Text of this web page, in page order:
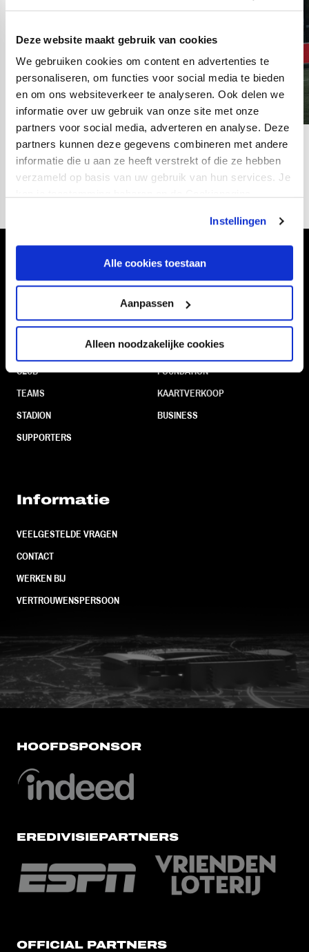
Deze website maakt gebruik van cookies
We gebruiken cookies om content en advertenties te
personaliseren, om functies voor social media te bieden
en om ons websiteverkeer te analyseren. Ook delen we
informatie over uw gebruik van onze site met onze
partners voor social media, adverteren en analyse. Deze
partners kunnen deze gegevens combineren met andere
informatie die u aan ze heeft verstrekt of die ze hebben
verzameld op basis van uw gebruik van hun services. Je
Instellingen
Alle cookies toestaan
Aanpassen
Alleen noodzakelijke cookies
08
Navigeer naar
CLUB
TEAMS
STADION
SUPPORTERS
FOUNDATION
KAARTVERKOOP
BUSINESS
Informatie
VEELGESTELDE VRAGEN
CONTACT
WERKEN BIJ
VERTROUWENSPERSOON
FC Utrecht<br>vanuit<br>het
HOOFDSPONSOR
EREDIVISIEPARTNERS
OFFICIAL PARTNERS